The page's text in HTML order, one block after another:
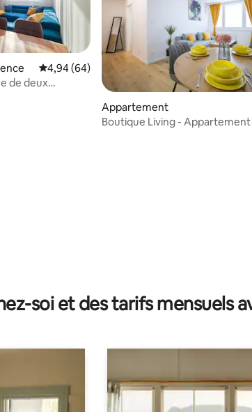
8 commentaires : 5 sur 5
Évaluation moyenne sur la base de 64
4,94 (64)
de deux
Appartement
Boutique Living - Appartement
soi et des tarifs mensuels